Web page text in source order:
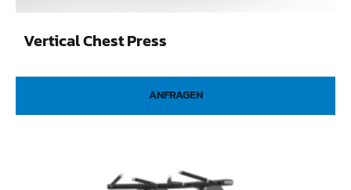
Vertical Chest Press
ANFRAGEN